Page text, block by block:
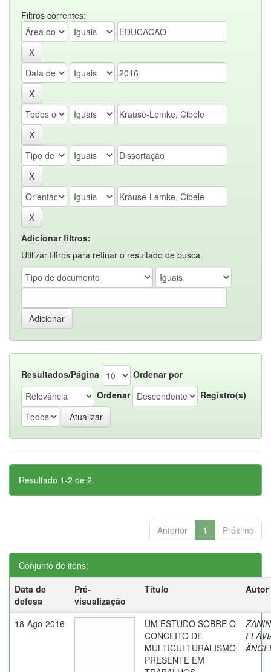
Filtros correntes:
Adicionar filtros:
Utilizar filtros para refinar o resultado de busca.
Resultados/Página
Ordenar por
Ordenar
Registro(s)
Resultado 1-2 de 2.
Anterior 1 Próximo
Conjunto de itens:
Data de
defesa
Pré-
visualização
Título Autor
18-Ago-2016
UM ESTUDO SOBRE O
CONCEITO DE
MULTICULTURALISMO
PRESENTE EM